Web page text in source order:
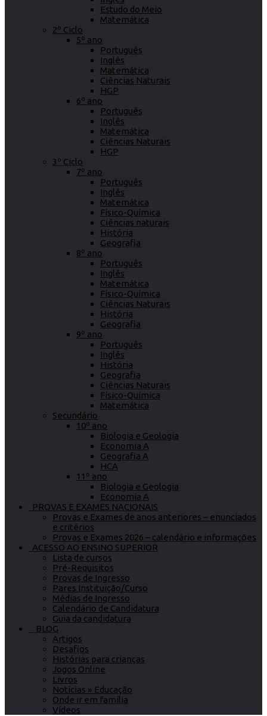
Estudo do Meio
Matemática
2º Ciclo
5º ano
Português
Inglês
Matemática
Ciências Naturais
HGP
6º ano
Português
Inglês
Matemática
Ciências Naturais
HGP
3º Ciclo
7º ano
Português
Inglês
Matemática
Físico-Química
Ciências naturais
História
Geografia
8º ano
Português
Inglês
Matemática
Físico-Química
Ciências Naturais
História
Geografia
9º ano
Português
Inglês
História
Geografia
Ciências Naturais
Físico-Química
Matemática
Secundário
10º ano
Biologia e Geologia
Economia A
Geografia A
HCA
11º ano
Biologia e Geologia
Economia A
PROVAS E EXAMES NACIONAIS
Provas e Exames de anos anteriores – enunciados
e critérios
Provas e Exames 2026 – calendário e informações
ACESSO AO ENSINO SUPERIOR
Lista de cursos
Pré-Requisitos
Provas de Ingresso
Pares Instituição/Curso
Médias de Ingresso
Calendário de Candidatura
Guia da candidatura
BLOG
Artigos
Desafios
Histórias para crianças
Jogos Online
Livros
Notícias » Educação
Onde ir em família
Vídeos